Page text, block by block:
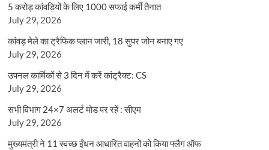
5 करोड़ कांवड़ियों के लिए 1000 सफाई कर्मी तैनात
July 29, 2026
कांवड़ मेले का ट्रैफिक प्लान जारी, 18 सुपर जोन बनाए गए
July 29, 2026
उपनल कार्मिकों से 3 दिन में करें कांट्रैक्ट: CS
July 29, 2026
सभी विभाग 24×7 अलर्ट मोड पर रहें : सीएम
July 29, 2026
मुख्यमंत्री ने 11 स्वच्छ ईंधन आधारित वाहनों को किया फ्लैग ऑफ